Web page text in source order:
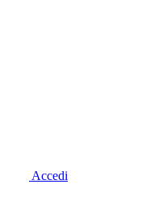
Accedi